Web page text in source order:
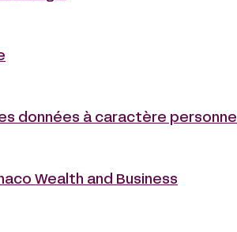
données à caractère personnel
Wealth and Business